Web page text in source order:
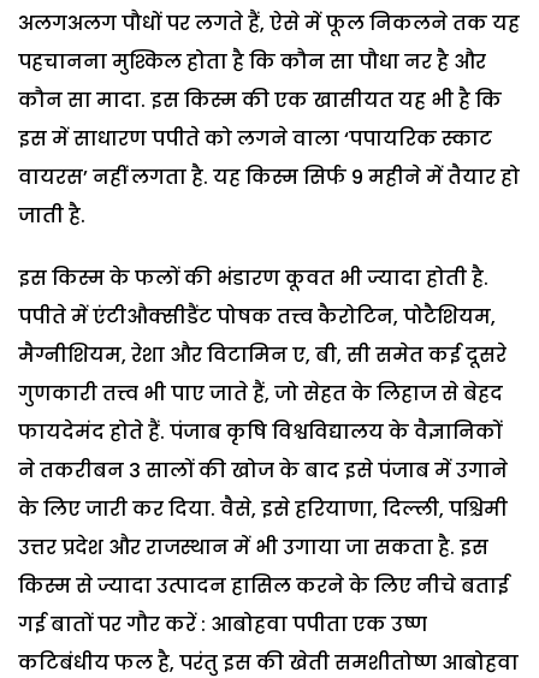
अलगअलग पौधों पर लगते हैं, ऐसे में फूल निकलने तक यह
पहचानना मुश्किल होता है कि कौन सा पौधा नर है और
कौन सा मादा. इस किस्म की एक खासीयत यह भी है कि
इस में साधारण पपीते को लगने वाला ‘पपायरिक स्काट
वायरस’ नहीं लगता है. यह किस्म सिर्फ 9 महीने में तैयार हो
जाती है.
इस किस्म के फलों की भंडारण कूवत भी ज्यादा होती है.
पपीते में एंटीऔक्सीडैंट पोषक तत्त्व कैरोटिन, पोटैशियम,
मैग्नीशियम, रेशा और विटामिन ए, बी, सी समेत कई दूसरे
गुणकारी तत्त्व भी पाए जाते हैं, जो सेहत के लिहाज से बेहद
फायदेमंद होते हैं. पंजाब कृषि विश्वविद्यालय के वैज्ञानिकों
ने तकरीबन 3 सालों की खोज के बाद इसे पंजाब में उगाने
के लिए जारी कर दिया. वैसे, इसे हरियाणा, दिल्ली, पश्चिमी
उत्तर प्रदेश और राजस्थान में भी उगाया जा सकता है. इस
किस्म से ज्यादा उत्पादन हासिल करने के लिए नीचे बताई
गई बातों पर गौर करें : आबोहवा पपीता एक उष्ण
कटिबंधीय फल है, परंतु इस की खेती समशीतोष्ण आबोहवा